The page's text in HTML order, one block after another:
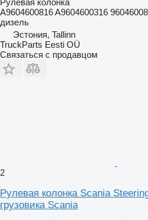
Рулевая колонка
A9604600816 A9604600316
дизель
Эстония, Tallinn
TruckParts Eesti OÜ
Связаться с продавцом
2
Рулевая колонка Scania
грузовика Scania